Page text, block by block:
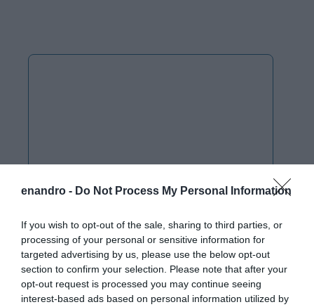
enandro - Do Not Process My Personal Information
If you wish to opt-out of the sale, sharing to third parties, or
processing of your personal or sensitive information for
targeted advertising by us, please use the below opt-out
section to confirm your selection. Please note that after your
opt-out request is processed you may continue seeing
interest-based ads based on personal information utilized by